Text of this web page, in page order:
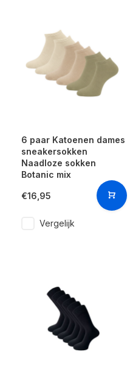
6 paar Katoenen dames
sneakersokken
Naadloze sokken
Botanic mix
€16,95
Vergelijk